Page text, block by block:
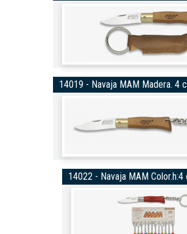
14019 - Navaja MAM Madera. 4
14022 - Navaja MAM Color.h:4